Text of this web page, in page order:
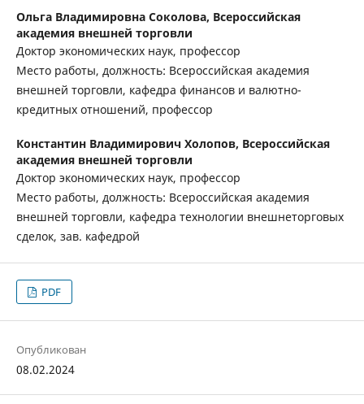
Ольга Владимировна Соколова, Всероссийская
академия внешней торговли
Доктор экономических наук, профессор
Место работы, должность: Всероссийская академия
внешней торговли, кафедра финансов и валютно-
кредитных отношений, профессор
Константин Владимирович Холопов, Всероссийская
академия внешней торговли
Доктор экономических наук, профессор
Место работы, должность: Всероссийская академия
внешней торговли, кафедра технологии внешнеторговых
сделок, зав. кафедрой
PDF
Опубликован
08.02.2024